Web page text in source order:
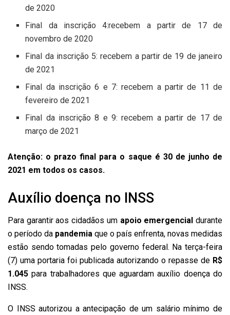
de 2020
Final da inscrição 4:recebem a partir de 17 de
novembro de 2020
Final da inscrição 5: recebem a partir de 19 de janeiro
de 2021
Final da inscrição 6 e 7: recebem a partir de 11 de
fevereiro de 2021
Final da inscrição 8 e 9: recebem a partir de 17 de
março de 2021
Atenção: o prazo final para o saque é 30 de junho de
2021 em todos os casos.
Auxílio doença no INSS
Para garantir aos cidadãos um apoio emergencial durante
o período da pandemia que o país enfrenta, novas medidas
estão sendo tomadas pelo governo federal. Na terça-feira
(7) uma portaria foi publicada autorizando o repasse de R$
1.045 para trabalhadores que aguardam auxílio doença do
INSS.
O INSS autorizou a antecipação de um salário mínimo de